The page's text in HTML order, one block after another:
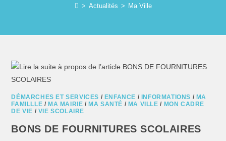
> Actualités > Ma Ville
DÉMARCHES ET SERVICES / ENFANCE / INFORMATIONS / MA
FAMILLLE / MA MAIRIE / MA SANTÉ / MA VILLE / MON CADRE
DE VIE / VIE SCOLAIRE
BONS DE FOURNITURES SCOLAIRES